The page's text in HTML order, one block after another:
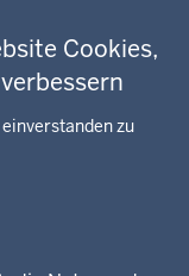
Cookies,
zu